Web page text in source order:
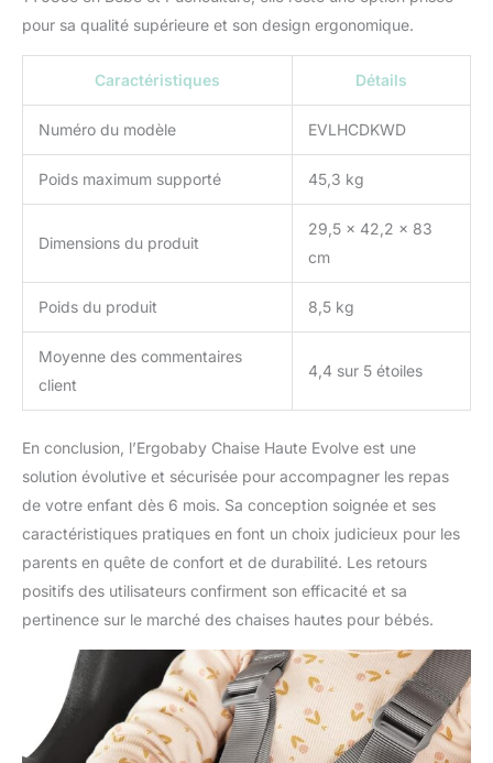
pour sa qualité supérieure et son design ergonomique.
Caractéristiques Détails
Numéro du modèle EVLHCDKWD
Poids maximum supporté 45,3 kg
Dimensions du produit
29,5 x 42,2 x 83
cm
Poids du produit 8,5 kg
Moyenne des commentaires
client
4,4 sur 5 étoiles
En conclusion, l’Ergobaby Chaise Haute Evolve est une
solution évolutive et sécurisée pour accompagner les repas
de votre enfant dès 6 mois. Sa conception soignée et ses
caractéristiques pratiques en font un choix judicieux pour les
parents en quête de confort et de durabilité. Les retours
positifs des utilisateurs confirment son efficacité et sa
pertinence sur le marché des chaises hautes pour bébés.